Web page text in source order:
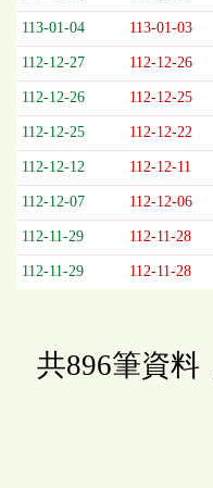
期、
公
告
事
項
113-01-04 113-01-03
112-12-27 112-12-26
112-12-26 112-12-25
112-12-25 112-12-22
112-12-12 112-12-11
112-12-07 112-12-06
112-11-29 112-11-28
112-11-29 112-11-28
共896筆資料